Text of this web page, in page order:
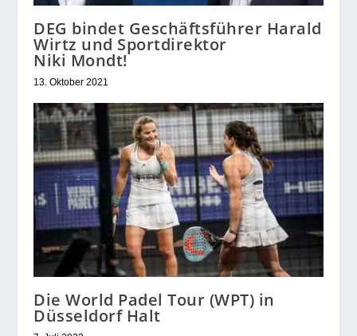
DEG bindet Geschäftsführer Harald
Wirtz und Sportdirektor
Niki Mondt!
13. Oktober 2021
Die World Padel Tour (WPT) in
Düsseldorf Halt